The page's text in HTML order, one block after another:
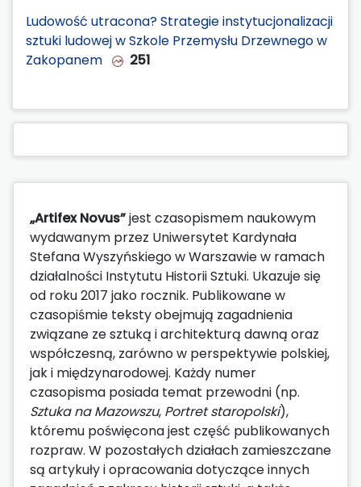
Ludowość utracona? Strategie instytucjonalizacji
sztuki ludowej w Szkole Przemysłu Drzewnego w
Zakopanem
251
„Artifex Novus”jest czasopismem naukowym
wydawanym przez Uniwersytet Kardynała
Stefana Wyszyńskiego w Warszawie w ramach
działalności Instytutu Historii Sztuki. Ukazuje się
od roku 2017 jako rocznik. Publikowane w
czasopiśmie teksty obejmują zagadnienia
związane ze sztuką i architekturą dawną oraz
współczesną, zarówno w perspektywie polskiej,
jak i międzynarodowej. Każdy numer
czasopisma posiada temat przewodni (np.
Sztuka na Mazowszu, Portret staropolski),
któremu poświęcona jest część publikowanych
rozpraw. W pozostałych działach zamieszczane
są artykuły i opracowania dotyczące innych